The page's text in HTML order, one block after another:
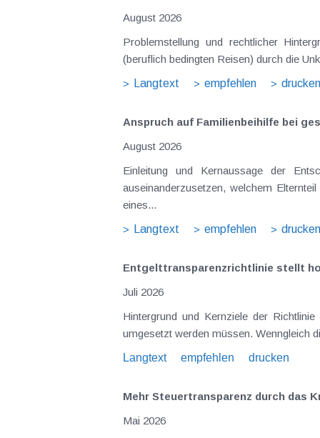
August 2026
Problemstellung und rechtlicher Hintergrund Tagesgelder sollen Verpflegungsmehraufwendungen ausgleichen, welche im
(beruflich bedingten Reisen) durch die
Langtext
empfehlen drucken
Anspruch auf Familienbeihilfe bei
August 2026
Einleitung und Kernaussage der Entscheidung Das Bundesfinanzgericht (GZ RV/7103366/2025 vom
auseinanderzusetzen, welchem
eines...
Langtext
empfehlen drucken
Entgelttransparenz​­richtlinie stellt
Juli 2026
Hintergrund und Kernziele der Richtlinie Die EU-Entgelttransparenzrichtlinie aus Juni 2023 hätte bereits bis 7. Juni 2026 in österreichisches Recht
umgesetzt werden müssen. Wenngleich
Langtext
empfehlen drucken
Mehr Steuertransparenz durch das
Mai 2026